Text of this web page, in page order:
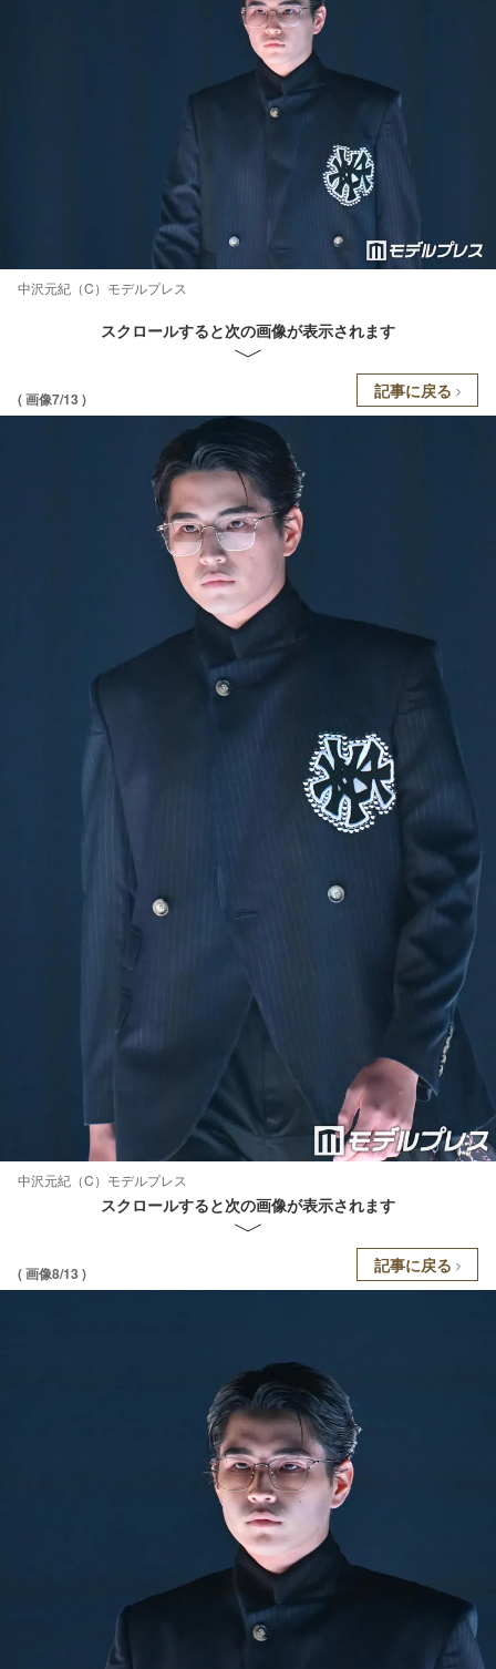
中沢元紀（C）モデルプレス
スクロールすると次の画像が表示されます
( 画像7/13 ) 記事に戻る
中沢元紀（C）モデルプレス
スクロールすると次の画像が表示されます
( 画像8/13 ) 記事に戻る